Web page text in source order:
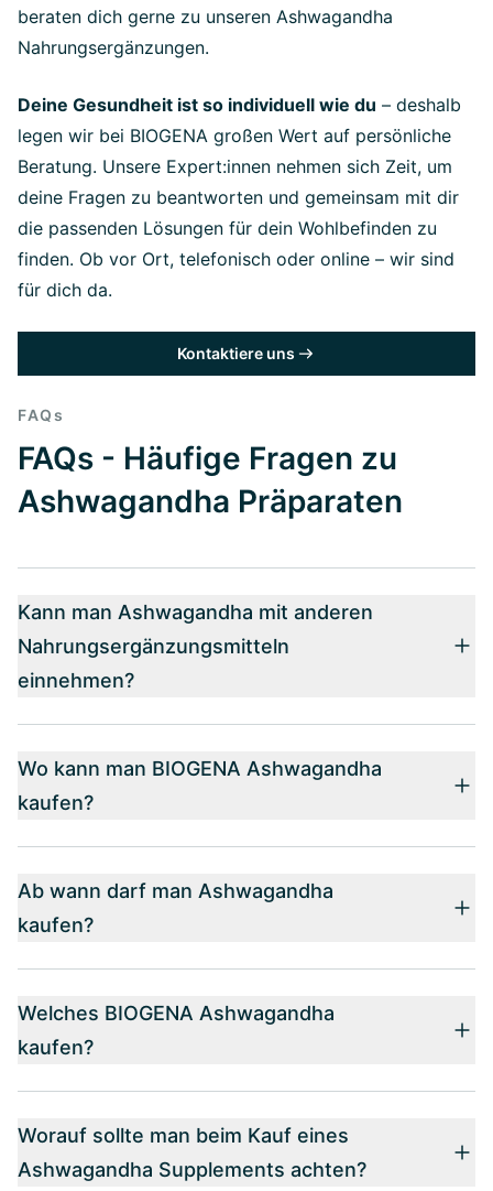
beraten dich gerne zu unseren Ashwagandha
Nahrungsergänzungen.
Deine Gesundheit ist so individuell wie du – deshalb
legen wir bei BIOGENA großen Wert auf persönliche
Beratung. Unsere Expert:innen nehmen sich Zeit, um
deine Fragen zu beantworten und gemeinsam mit dir
die passenden Lösungen für dein Wohlbefinden zu
finden. Ob vor Ort, telefonisch oder online – wir sind
für dich da.
Kontaktiere uns
FAQs
FAQs - Häufige Fragen zu
Ashwagandha Präparaten
Kann man Ashwagandha mit anderen
Nahrungsergänzungsmitteln
einnehmen?
Wo kann man BIOGENA Ashwagandha
kaufen?
Ab wann darf man Ashwagandha
kaufen?
Welches BIOGENA Ashwagandha
kaufen?
Worauf sollte man beim Kauf eines
Ashwagandha Supplements achten?